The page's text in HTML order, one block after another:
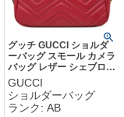
グッチ GUCCI ショルダ
ーバッグ スモール カメラ
バッグ レザー シェブロン
キルティングレザー レッ
ド ゴールド金具 キルティ
ング 447632 【中古】中
古品
GUCCI
ショルダーバッグ
ランク: AB